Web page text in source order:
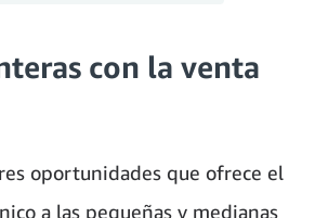
con la venta
oportunidades que ofrece el
a las pequeñas y medianas